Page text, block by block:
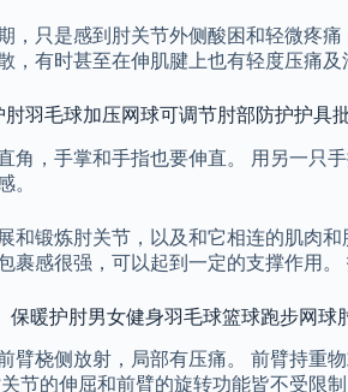
，只是感到肘关节外侧酸困和轻微疼
，有时甚至在伸肌腱上也有轻度压痛
羽毛球加压网球可调节肘部防护护具
角，手掌和手指也要伸直。 用另一只
。
和锻炼肘关节，以及和它相连的肌肉
裹感很强，可以起到一定的支撑作用
保暖护肘男女健身羽毛球篮球跑步网
臂桡侧放射，局部有压痛。 前臂持重
节的伸屈和前臂的旋转功能皆不受限